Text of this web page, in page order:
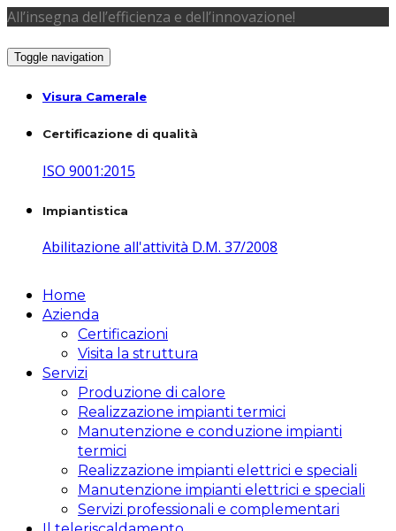
All’insegna dell’efficienza e dell’innovazione!
Toggle navigation
Visura Camerale
Certificazione di qualità
ISO 9001:2015
Impiantistica
Abilitazione all'attività D.M. 37/2008
Home
Azienda
Certificazioni
Visita la struttura
Servizi
Produzione di calore
Realizzazione impianti termici
Manutenzione e conduzione impianti
termici
Realizzazione impianti elettrici e speciali
Manutenzione impianti elettrici e speciali
Servizi professionali e complementari